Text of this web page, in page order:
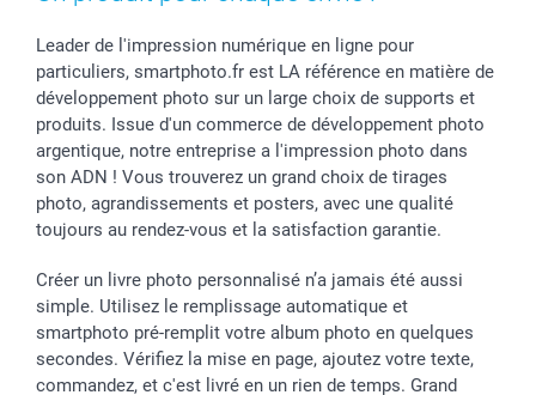
Cadres photo & accessoires déco
Dénicheur d'idées cadeau
Communion
Baptême
Toussaint
Rentrée des classes
Saint-Valentin
Vacances
Vie privée
Gestion des cookies
Tarifs
Partenariats & Influence
Investisseurs
smartfriends
Livraison
Modes de paiement
Grandes quantités
Statut de ma commande
Leader de l'impression numérique en ligne pour
particuliers, smartphoto.fr est LA référence en matière de
développement photo sur un large choix de supports et
produits. Issue d'un commerce de développement photo
argentique, notre entreprise a l'impression photo dans
son ADN ! Vous trouverez un grand choix de tirages
photo, agrandissements et posters, avec une qualité
toujours au rendez-vous et la satisfaction garantie.
Créer un livre photo personnalisé n’a jamais été aussi
simple. Utilisez le remplissage automatique et
smartphoto pré-remplit votre album photo en quelques
secondes. Vérifiez la mise en page, ajoutez votre texte,
commandez, et c'est livré en un rien de temps. Grand